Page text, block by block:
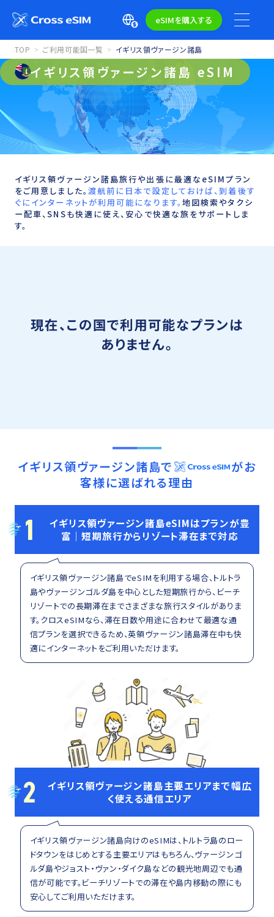
eSIMを購入する
TOP ご利用可能国一覧 イギリス領ヴァージン諸島
イギリス領ヴァージン諸島 eSIM
イギリス領ヴァージン諸島旅行や出張に最適なeSIMプラン
をご用意しました。 渡航前に日本で設定しておけば、到着後す
ぐにインターネットが利用可能になります。 地図検索やタクシ
ー配車、SNSも快適に使え、安心で快適な旅をサポートしま
す。
現在、この国で利用可能なプランは
ありません。
イギリス領ヴァージン諸島で
がお
客様に選ばれる理由
1
イギリス領ヴァージン諸島eSIMはプランが豊
富｜短期旅行からリゾート滞在まで対応
イギリス領ヴァージン諸島でeSIMを利用する場合、トルトラ
島やヴァージンゴルダ島を中心とした短期旅行から、ビーチ
リゾートでの長期滞在までさまざまな旅行スタイルがありま
す。クロスeSIMなら、滞在日数や用途に合わせて最適な通
信プランを選択できるため、英領ヴァージン諸島滞在中も快
適にインターネットをご利用いただけます。
2
イギリス領ヴァージン諸島主要エリアまで幅広
く使える通信エリア
イギリス領ヴァージン諸島向けのeSIMは、トルトラ島のロー
ドタウンをはじめとする主要エリアはもちろん、ヴァージンゴ
ルダ島やジョスト・ヴァン・ダイク島などの観光地周辺でも通
信が可能です。ビーチリゾートでの滞在や島内移動の際にも
安心してご利用いただけます。